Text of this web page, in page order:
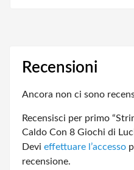
Recensioni
Ancora non ci sono
Recensisci per primo
Caldo Con 8 Giochi di
Devi effettuare l’accesso
recensione.